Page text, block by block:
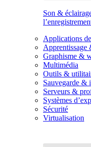
Son &
Applications
Apprentissage
Graphisme &
Multimédia
Outils &
Sauvegarde &
Serveurs &
Systèmes
Sécurité
Virtualisation